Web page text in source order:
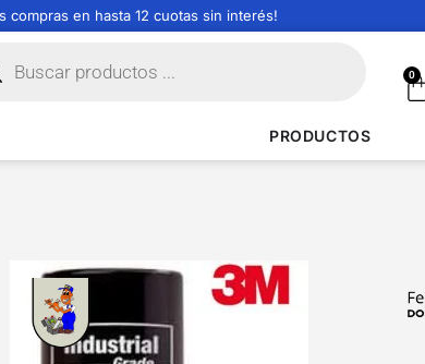
compras en hasta 12 cuotas sin interés!
0
PRODUCTOS